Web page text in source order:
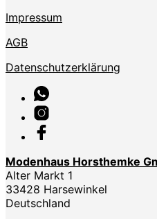
Impressum
AGB
Datenschutzerklärung
Modenhaus Horsthemke
Alter Markt 1
33428 Harsewinkel
Deutschland